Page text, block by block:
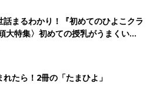
聴器を使っています。2型コラーゲ
中耳炎も特徴で、らんも滲出性中耳
けても返事をしないと「また滲出性
ります。
徴で、らんも3歳から眼鏡をかけて
査をしたら左右0.3ずつぐらいで、
つようにしました。今は眼鏡をか
話まるわかり！『初めてのひよこクラ
大特集〉初めての授乳がうまくい
ミルクの基本と夏のトラブル 解決テ
たら！2冊の「たまひよ」